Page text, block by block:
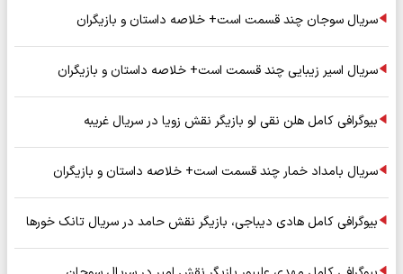
سریال سوجان چند قسمت است+ خلاصه داستان و بازیگران
سریال اسیر زیبایی چند قسمت است+ خلاصه داستان و بازیگران
بیوگرافی کامل هلن نقی لو بازیگر نقش زویا در سریال غریبه
سریال بامداد خمار چند قسمت است+ خلاصه داستان و بازیگران
بیوگرافی کامل هادی دیباجی، بازیگر نقش حامد در سریال تانک خورها